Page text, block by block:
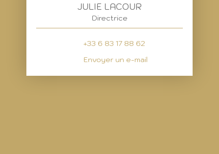
JULIE LACOUR
Directrice
+33 6 83 17 88 62
Envoyer un e-mail